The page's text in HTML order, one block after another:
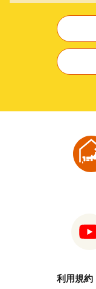
利用規約